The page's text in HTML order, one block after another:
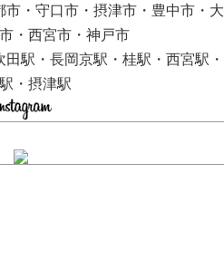
・守口市・摂津市・豊中市・大
・西宮市・神戸市
駅・長岡京駅・桂駅・西宮駅・
・摂津駅